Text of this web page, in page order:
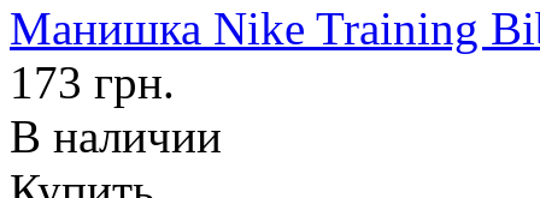
Манишка Nike Training
173 грн.
В наличии